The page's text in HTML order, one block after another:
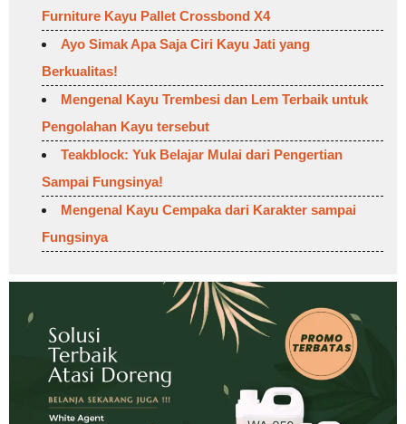
Furniture Kayu Pallet Crossbond X4
Ayo Simak Apa Saja Ciri Kayu Jati yang
Berkualitas!
Mengenal Kayu Trembesi dan Lem Terbaik untuk
Pengolahan Kayu tersebut
Teakblock: Yuk Belajar Mulai dari Pengertian
Sampai Fungsinya!
Mengenal Kayu Cempaka dari Karakter sampai
Fungsinya